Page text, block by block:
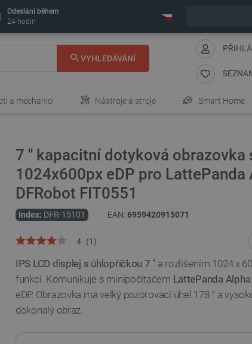
Odeslání během
24 hodin
VYHLEDÁVÁNÍ
a mechanici Nástroje a stroje Smart Home
7 '' kapacitní dotyková obrazovka
1024x600px eDP pro LattePanda
DFRobot FIT0551
Index: DFR-15101 EAN:6959420915071
4 (1)
IPS LCD displej s úhlopříčkou 7 " a rozlišením 1024 x
funkcí. Komunikuje s minipočítačem LattePanda
eDP. Obrazovka má velký pozorovací úhel 178 ° a
dokonalý obraz.